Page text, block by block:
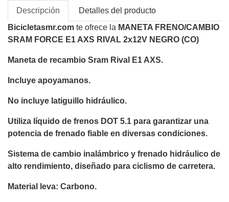
Descripción
Detalles del producto
Bicicletasmr.com te ofrece la MANETA FRENO/CAMBIO
SRAM FORCE E1 AXS RIVAL 2x12V NEGRO (CO)
Maneta de recambio Sram Rival E1 AXS.
Incluye apoyamanos.
No incluye latiguillo hidráulico.
Utiliza líquido de frenos DOT 5.1 para garantizar una
potencia de frenado fiable en diversas condiciones.
Sistema de cambio inalámbrico y frenado hidráulico de
alto rendimiento, diseñado para ciclismo de carretera.
Material leva: Carbono.